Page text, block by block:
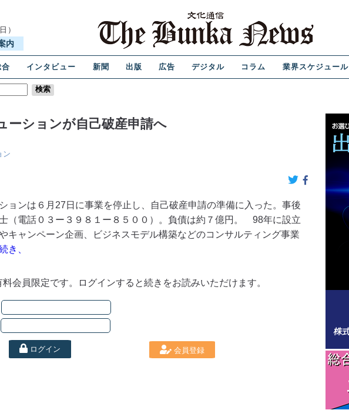
）
内
インタビュー 新聞 出版 広告 デジタル コラム 業界スケジュール
ーションが自己破産申請へ
ン
ョンは６月27日に事業を停止し、自己破産申請の準備に入った。事後
（電話０３ー３９８１ー８５００）。負債は約７億円。 98年に設立
キャンペーン企画、ビジネスモデル構築などのコンサルティング事業
き、
料会員限定です。ログインすると続きをお読みいただけます。
ログイン 会員登録